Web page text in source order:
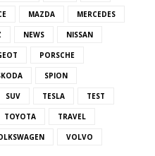
MAZDA MERCEDES
NEWS NISSAN
PORSCHE
SPION
SUV TESLA TEST
TOYOTA TRAVEL
VOLVO